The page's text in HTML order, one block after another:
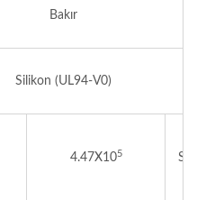
Bakır
Silikon (UL94-V0)
4.47X105